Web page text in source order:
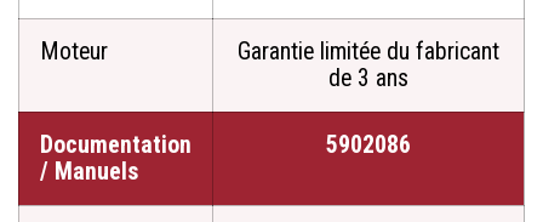
Moteur
Garantie limitée du fabricant
de 3 ans
Documentation
/ Manuels
5902086